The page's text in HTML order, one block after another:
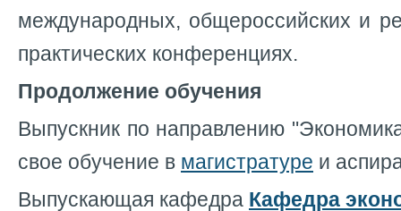
международных, общероссийских и
практических конференциях.
Продолжение обучения
Выпускник по направлению
свое обучение в магистратуре и
Выпускающая кафедра Кафедра